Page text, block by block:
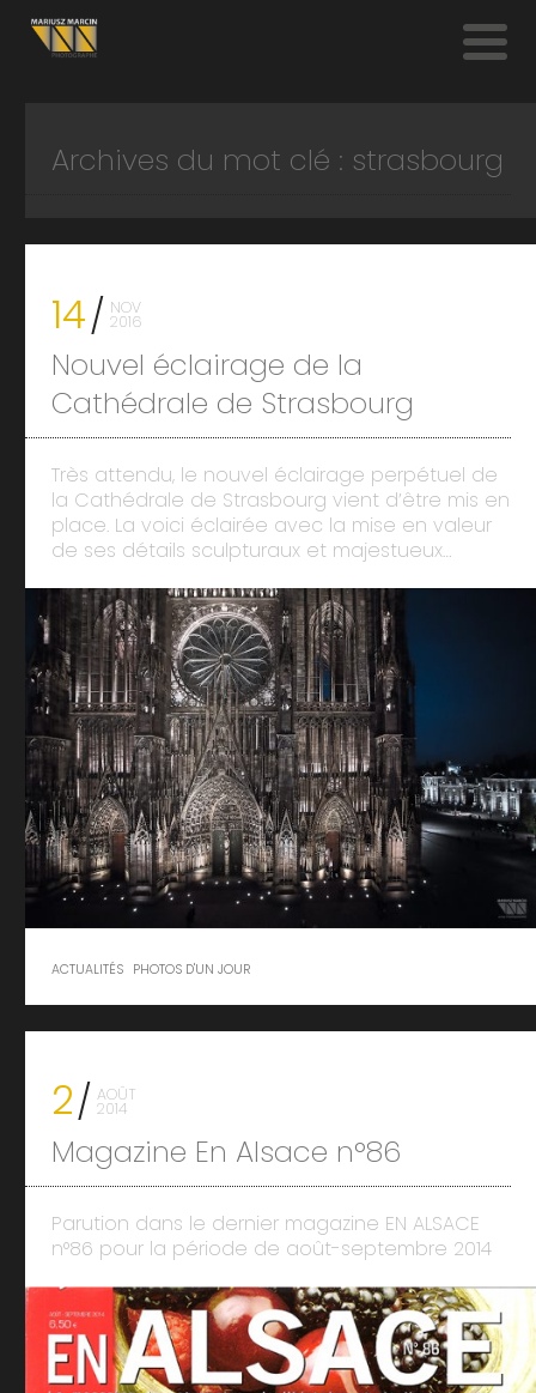
Archives du mot clé : strasbourg
14 NOV
2016
Nouvel éclairage de la
Cathédrale de Strasbourg
Très attendu, le nouvel éclairage perpétuel de
la Cathédrale de Strasbourg vient d’être mis en
place. La voici éclairée avec la mise en valeur
de ses détails sculpturaux et majestueux…
ACTUALITÉS PHOTOS D'UN JOUR
2 AOÛT
2014
Magazine En Alsace n°86
Parution dans le dernier magazine EN ALSACE
n°86 pour la période de août-septembre 2014